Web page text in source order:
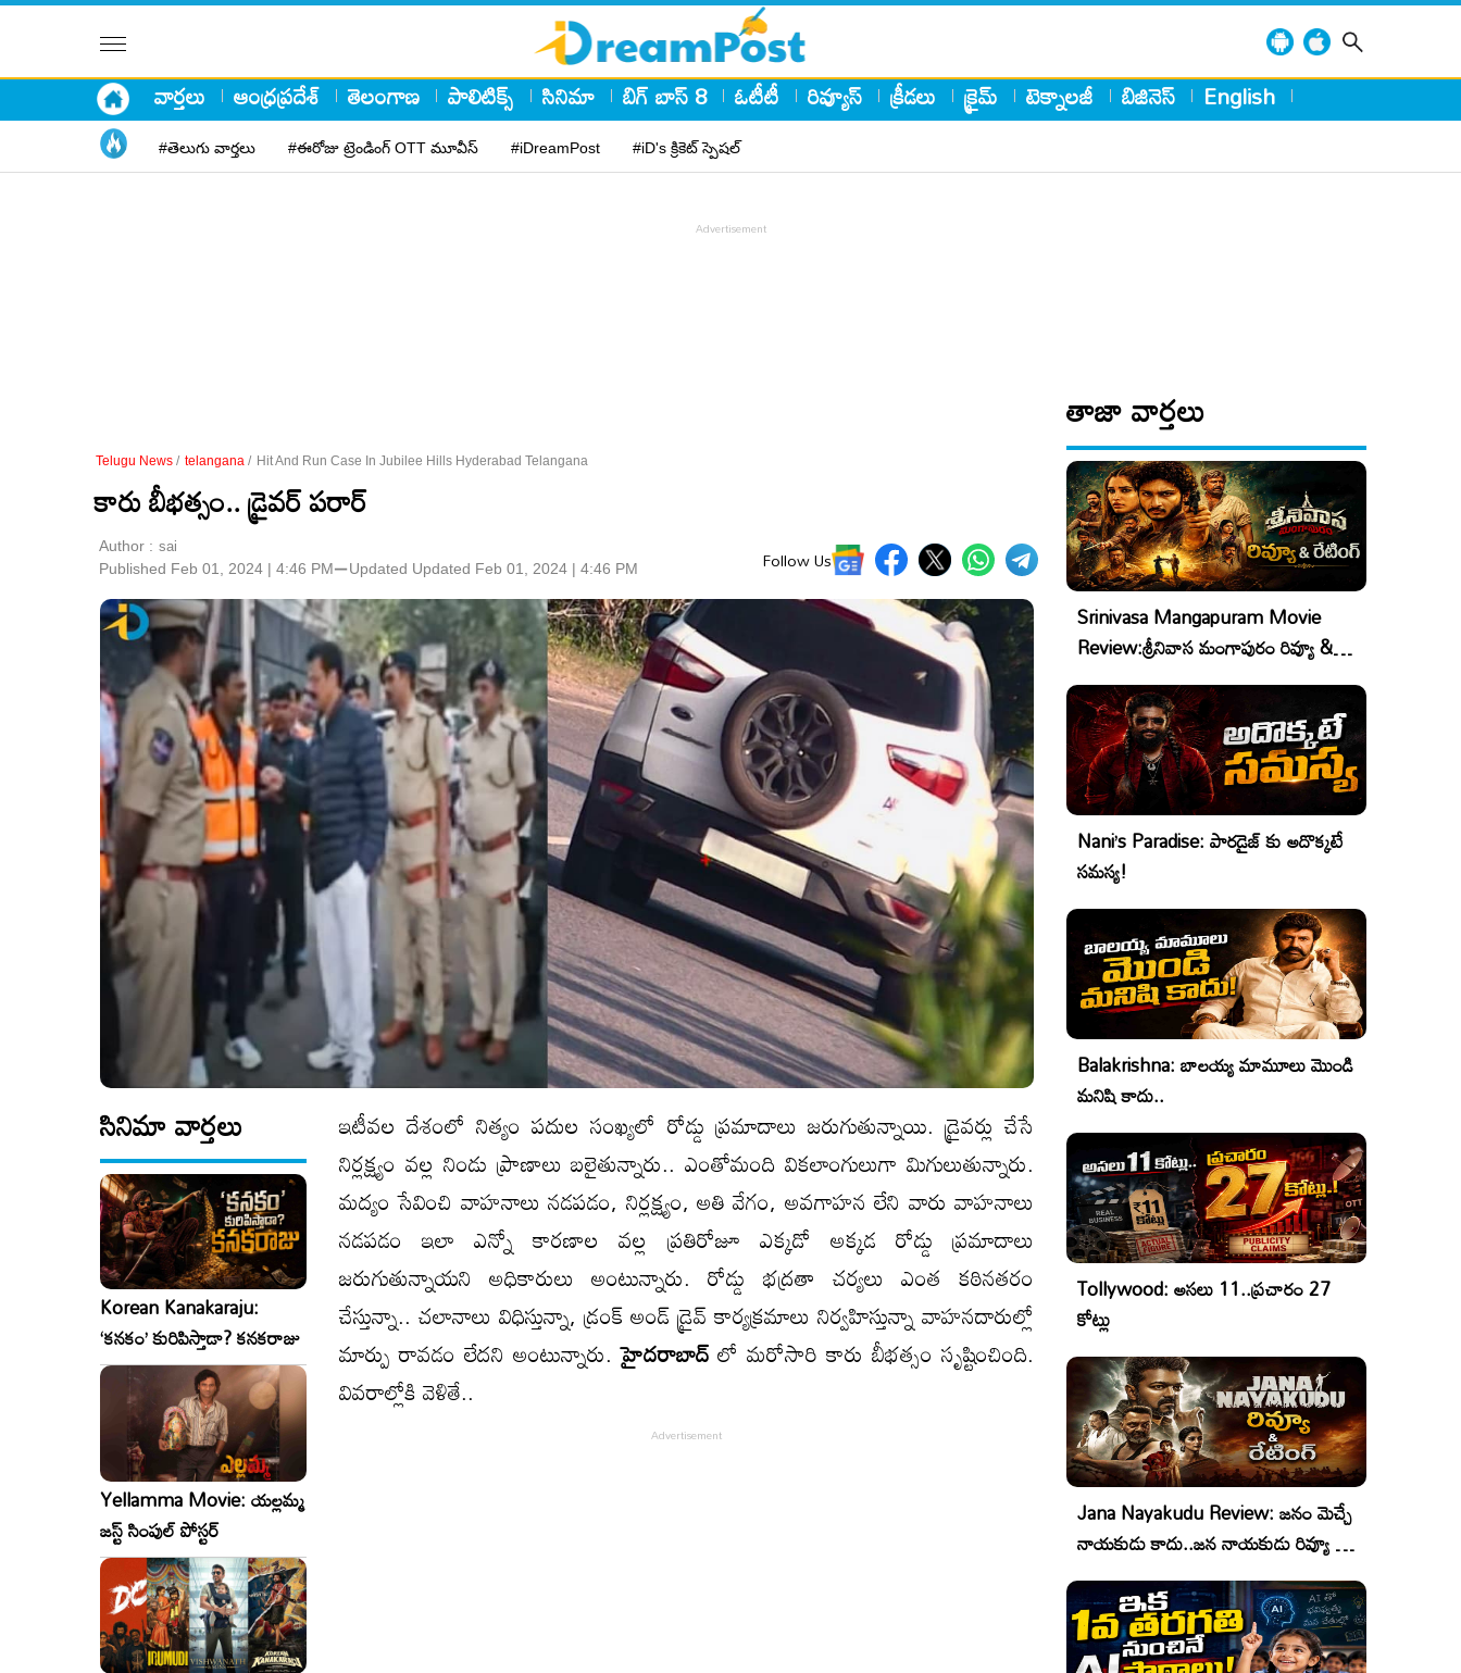
వార్తలు ఆంధ్రప్రదేశ్ తెలంగాణ పాలిటిక్స్ సినిమా బిగ్ బాస్ 8 ఓటీటీ రివ్యూస్ క్రీడలు క్రైమ్ టెక్నాలజీ బిజినెస్ English
#తెలుగు వార్తలు #ఈరోజు ట్రెండింగ్ OTT మూవీస్ #iDreamPost #iD's క్రికెట్ స్పెషల్
Telugu News / telangana / Hit And Run Case In Jubilee Hills Hyderabad Telangana
కారు బీభత్సం.. డ్రైవర్ పరార్
Author : sai
Published Feb 01, 2024 | 4:46 PM⚊Updated Updated Feb 01, 2024 | 4:46 PM Follow Us
సినిమా వార్తలు
Korean Kanakaraju:
‘కనకం’ కురిపిస్తాడా? కనకరాజు
Yellamma Movie: యల్లమ్మ
జస్ట్ సింపుల్ పోస్టర్
ఇటీవల దేశంలో నిత్యం పదుల సంఖ్యలో రోడ్డు ప్రమాదాలు జరుగుతున్నాయి. డ్రైవర్లు చేసే
నిర్లక్ష్యం వల్ల నిండు ప్రాణాలు బలైతున్నారు.. ఎంతోమంది వికలాంగులుగా మిగులుతున్నారు.
మద్యం సేవించి వాహనాలు నడపడం, నిర్లక్ష్యం, అతి వేగం, అవగాహన లేని వారు వాహనాలు
నడపడం ఇలా ఎన్నో కారణాల వల్ల ప్రతిరోజూ ఎక్కడో అక్కడ రోడ్డు ప్రమాదాలు
జరుగుతున్నాయని అధికారులు అంటున్నారు. రోడ్డు భద్రతా చర్యలు ఎంత కఠినతరం
చేస్తున్నా.. చలానాలు విధిస్తున్నా, డ్రంక్ అండ్ డ్రైవ్ కార్యక్రమాలు నిర్వహిస్తున్నా వాహనదారుల్లో
మార్పు రావడం లేదని అంటున్నారు.హైదరాబాద్ లో మరోసారి కారు బీభత్సం సృష్టించింది.
వివరాల్లోకి వెళితే..
తాజా వార్తలు
Srinivasa Mangapuram Movie
Review:శ్రీనివాస మంగాపురం రివ్యూ &
రేటింగ్
Nani’s Paradise: పారడైజ్ కు అదొక్కటే
సమస్య!
Balakrishna: బాలయ్య మామూలు మొండి
మనిషి కాదు..
Tollywood: అసలు 11..ప్రచారం 27
కోట్లు
Jana Nayakudu Review: జనం మెచ్చే
నాయకుడు కాదు..జన నాయకుడు రివ్యూ &
రేటింగ్!